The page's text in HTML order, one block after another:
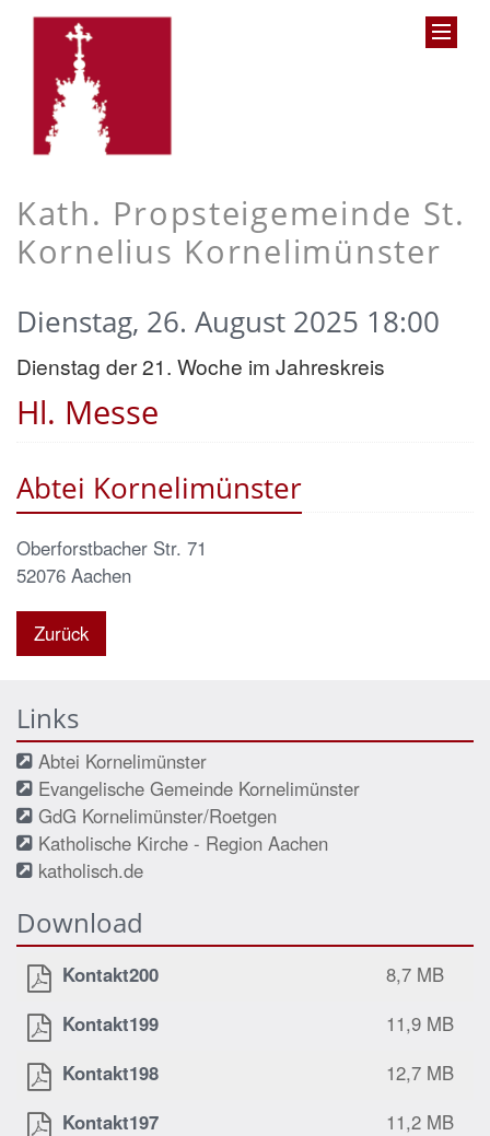
Kath. Propsteigemeinde St.
Kornelius Kornelimünster
Hl. Messe
Dienstag, 26. August 2025 18:00
Dienstag der 21. Woche im Jahreskreis
Abtei Kornelimünster
Oberforstbacher Str. 71
52076 Aachen
Zurück
Links
Abtei Kornelimünster
Evangelische Gemeinde Kornelimünster
GdG Kornelimünster/Roetgen
Katholische Kirche - Region Aachen
katholisch.de
Download
Kontakt200
8,7 MB
Kontakt199
11,9 MB
Kontakt198
12,7 MB
Kontakt197
11,2 MB